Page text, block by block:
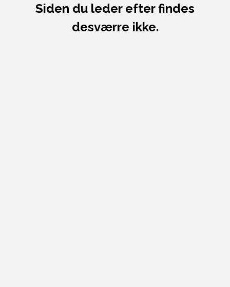
Siden du leder efter findes
desværre ikke.